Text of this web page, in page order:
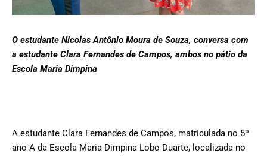
O estudante Nicolas Antônio Moura de Souza, conversa com
a estudante Clara Fernandes de Campos, ambos no pátio da
Escola Maria Dimpina
A estudante Clara Fernandes de Campos, matriculada no 5º
ano A da Escola Maria Dimpina Lobo Duarte, localizada no